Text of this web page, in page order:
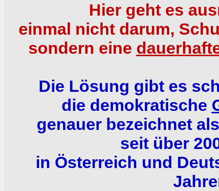
Hier geht es
einmal nicht darum,
sondern eine
Die Lösung gibt es
die demokratische
genauer bezeichnet
seit über
in Österreich und